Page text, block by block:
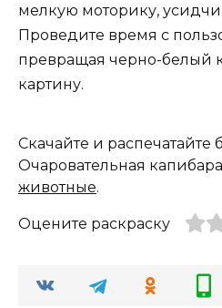
мелкую моторику,
Проведите время с
превращая черно-белый
картину.
Скачайте и распечатайте
Очаровательная
животные.
Оцените раскраску